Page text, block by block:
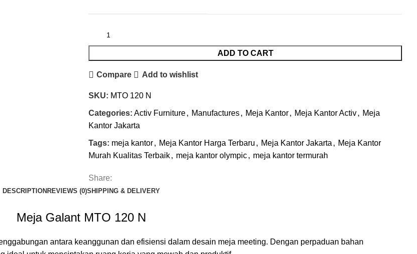
ADD TO CART
Compare Add to wishlist
SKU: MTO 120 N
Categories: Activ Furniture, Manufactures, Meja Kantor, Meja Kantor Activ, Meja
Kantor Jakarta
Tags: meja kantor, Meja Kantor Harga Terbaru , Meja Kantor Jakarta , Meja Kantor
Murah Kualitas Terbaik, meja kantor olympic, meja kantor termurah
Share:
DESCRIPTIONREVIEWS (0)SHIPPING & DELIVERY
Meja Galant MTO 120 N
antara keanggunan dan efisiensi dalam desain meja meeting. Dengan perpaduan bahan